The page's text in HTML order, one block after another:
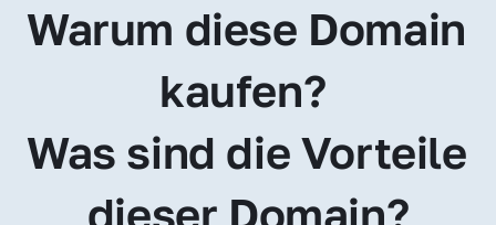
Warum diese Domain
kaufen?
Was sind die Vorteile
dieser Domain?